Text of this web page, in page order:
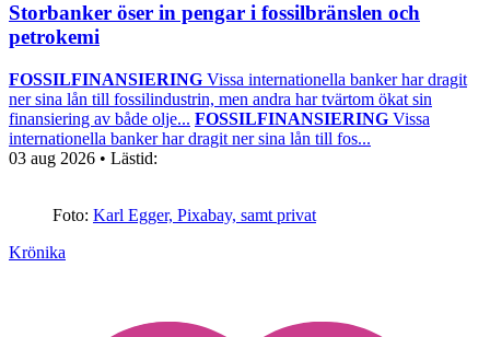
Storbanker öser in pengar i fossilbränslen och
petrokemi
FOSSILFINANSIERING Vissa internationella banker har dragit
ner sina lån till fossilindustrin, men andra har tvärtom ökat sin
finansiering av både olje... FOSSILFINANSIERING Vissa
internationella banker har dragit ner sina lån till fos...
03 aug 2026 • Lästid:
Foto: Karl Egger, Pixabay, samt privat
Krönika